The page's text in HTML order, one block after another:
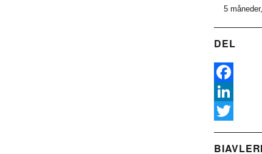
5
DEL
F
a
e
L
nw